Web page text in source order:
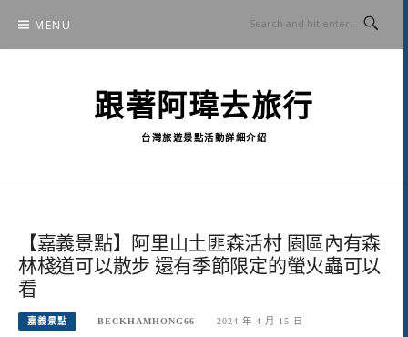
content
MENU
跟著阿瑋去旅行
台灣旅遊景點活動詳細介紹
【嘉義景點】阿里山土匪森活村 園區內有森
林棧道可以散步 還有季節限定的螢火蟲可以
看
嘉義景點 BECKHAMHONG66 2024 年 4 月 15 日